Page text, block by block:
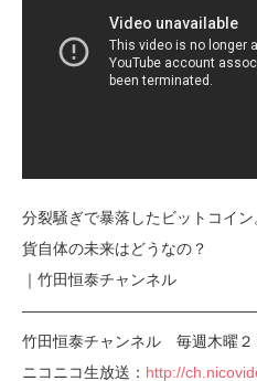
分裂騒ぎで暴落したビットコイ
貨自体の未来はどうなの？
｜竹田恒泰チャンネル
竹田恒泰チャンネル 毎週木曜
ニコニコ生放送： http://